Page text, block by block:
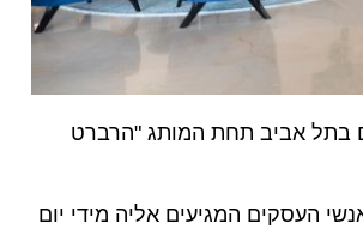
אביב תחת המותג "הרברט
המגיעים אליה מידי יום